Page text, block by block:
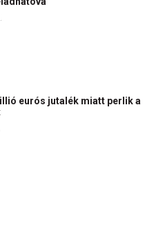
eurós jutalék miatt perlik a